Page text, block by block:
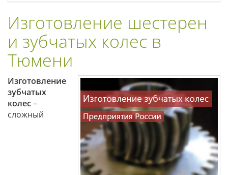
Изготовление шестерен
и зубчатых колес в
Тюмени
Изготовление
зубчатых
колес–
сложный